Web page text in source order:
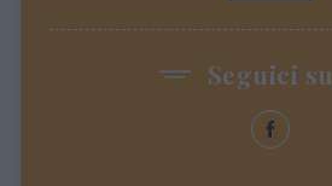
Seguici su